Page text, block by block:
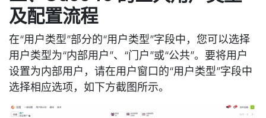
及配置流程
在“用户类型”部分的“用户类型”字段中，您可以选择
用户类型为“内部用户”、“门户”或“公共”。要将用户
设置为内部用户，请在用户窗口的“用户类型”字段中
选择相应选项，如下方截图所示。